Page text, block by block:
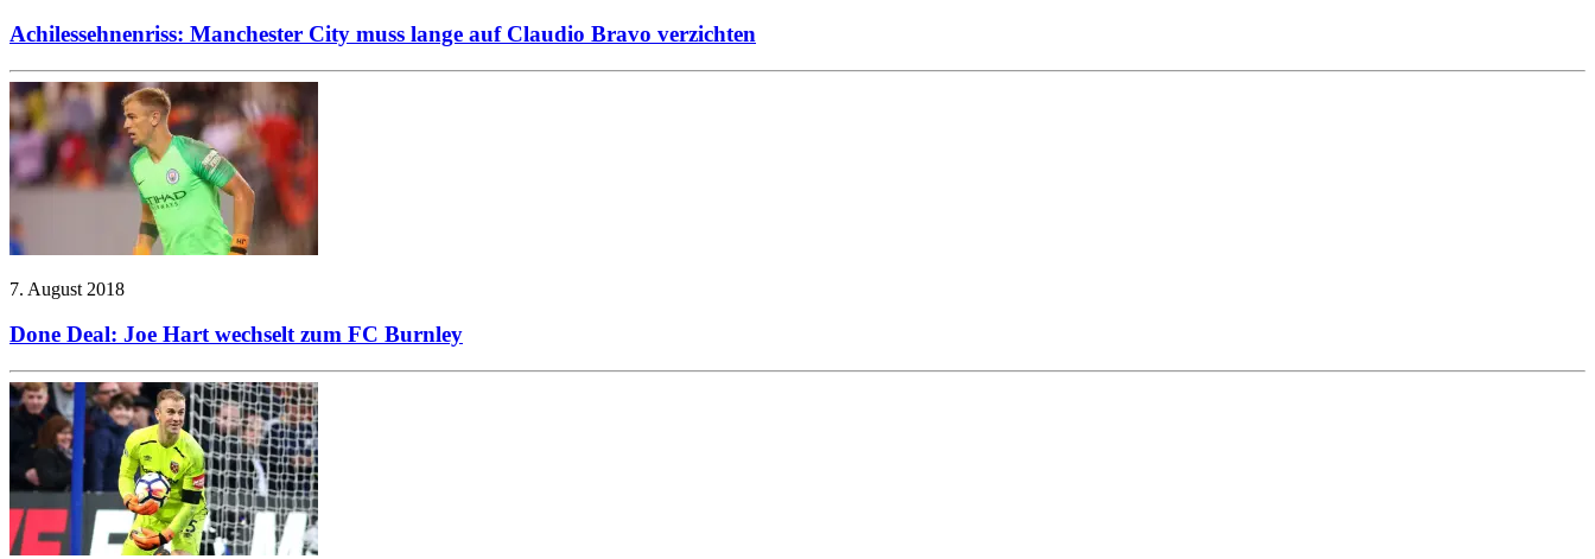
Achilessehnenriss: Manchester City muss lange auf Claudio Bravo verzichten
7. August 2018
Done Deal: Joe Hart wechselt zum FC Burnley